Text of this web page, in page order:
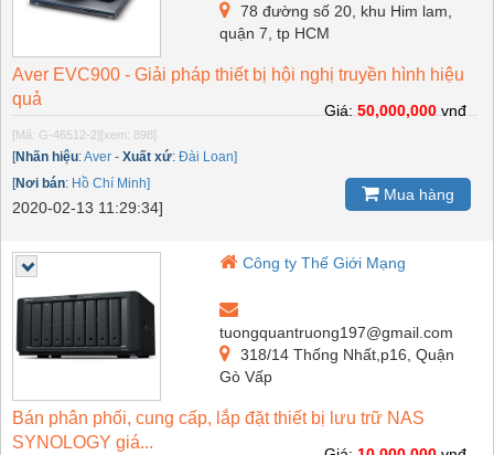
78 đường số 20, khu Him lam,
quận 7, tp HCM
Aver EVC900 - Giải pháp thiết bị hội nghị truyền hình hiệu
quả
[Mã: G-46512-2] [xem: 898]
[Nhãn hiệu:Aver - Xuất xứ: Đài Loan]
[Nơi bán: Hồ Chí Minh]
2020-02-13 11:29:34]
Giá:50,000,000vnđ
Mua hàng
Công ty Thế Giới Mạng
tuongquantruong197@gmail.com
318/14 Thống Nhất,p16, Quận
Gò Vấp
Bán phân phối, cung cấp, lắp đặt thiết bị lưu trữ NAS
SYNOLOGY giá...